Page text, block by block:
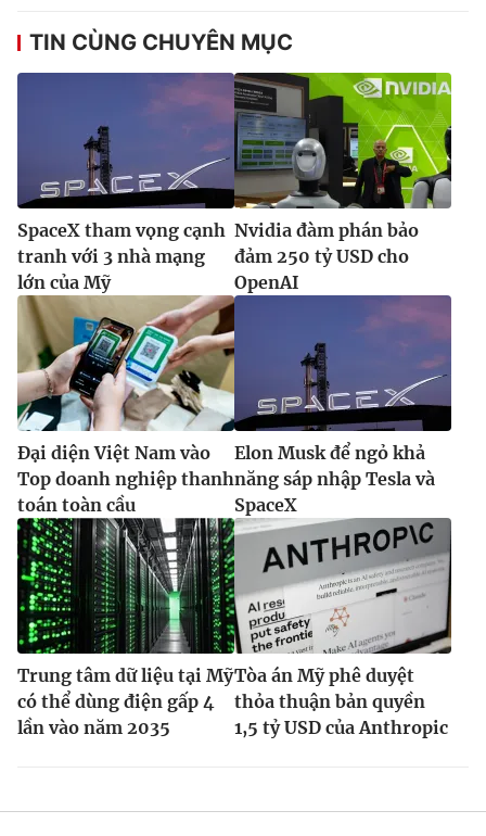
TIN CÙNG CHUYÊN MỤC
SpaceX tham vọng cạnh
tranh với 3 nhà mạng
lớn của Mỹ
Nvidia đàm phán bảo
đảm 250 tỷ USD cho
OpenAI
Đại diện Việt Nam vào
Top doanh nghiệp thanh
toán toàn cầu
Elon Musk để ngỏ khả
năng sáp nhập Tesla và
SpaceX
Trung tâm dữ liệu tại Mỹ
có thể dùng điện gấp 4
lần vào năm 2035
Tòa án Mỹ phê duyệt
thỏa thuận bản quyền
1,5 tỷ USD của Anthropic